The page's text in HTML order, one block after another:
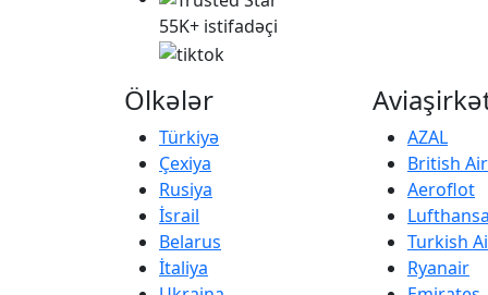
55K+ istifadəçi
Ölkələr
Türkiyə
Çexiya
Rusiya
İsrail
Belarus
İtaliya
AZAL
British
Aeroflot
Turkish
Ryanair